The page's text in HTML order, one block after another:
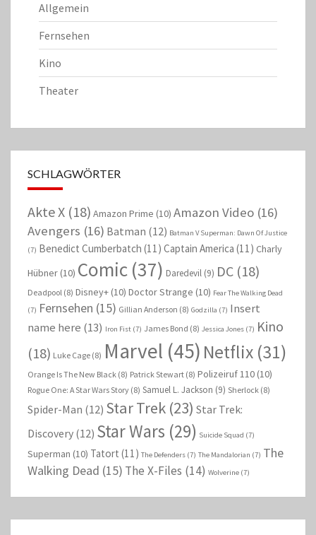
Allgemein
Fernsehen
Kino
Theater
SCHLAGWÖRTER
Akte X (18) Amazon Prime (10) Amazon Video (16)
Avengers (16) Batman (12) Batman V Superman: Dawn Of Justice
(7) Benedict Cumberbatch (11) Captain America (11) Charly
Hübner (10) Comic (37) Daredevil (9) DC (18)
Deadpool (8) Disney+ (10) Doctor Strange (10) Fear The Walking Dead
(7) Fernsehen (15) Gillian Anderson (8) Godzilla (7) Insert
name here (13) Iron Fist (7) James Bond (8) Jessica Jones (7) Kino
(18) Luke Cage (8) Marvel (45) Netflix (31)
Orange Is The New Black (8) Patrick Stewart (8) Polizeiruf 110 (10)
Rogue One: A Star Wars Story (8) Samuel L. Jackson (9) Sherlock (8)
Spider-Man (12) Star Trek (23) Star Trek:
Discovery (12) Star Wars (29) Suicide Squad (7)
Superman (10) Tatort (11) The Defenders (7) The Mandalorian (7) The
Walking Dead (15) The X-Files (14) Wolverine (7)